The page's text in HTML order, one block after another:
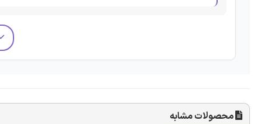
محصولات مشابه